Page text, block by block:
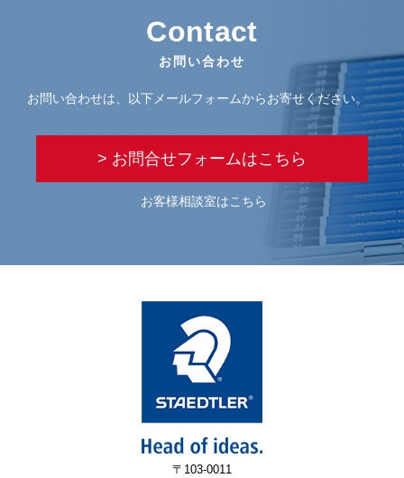
Contact
お問い合わせ
お問い合わせは、以下メールフォームからお寄せください。
> お問合せフォームはこちら
お客様相談室はこちら
〒103-0011